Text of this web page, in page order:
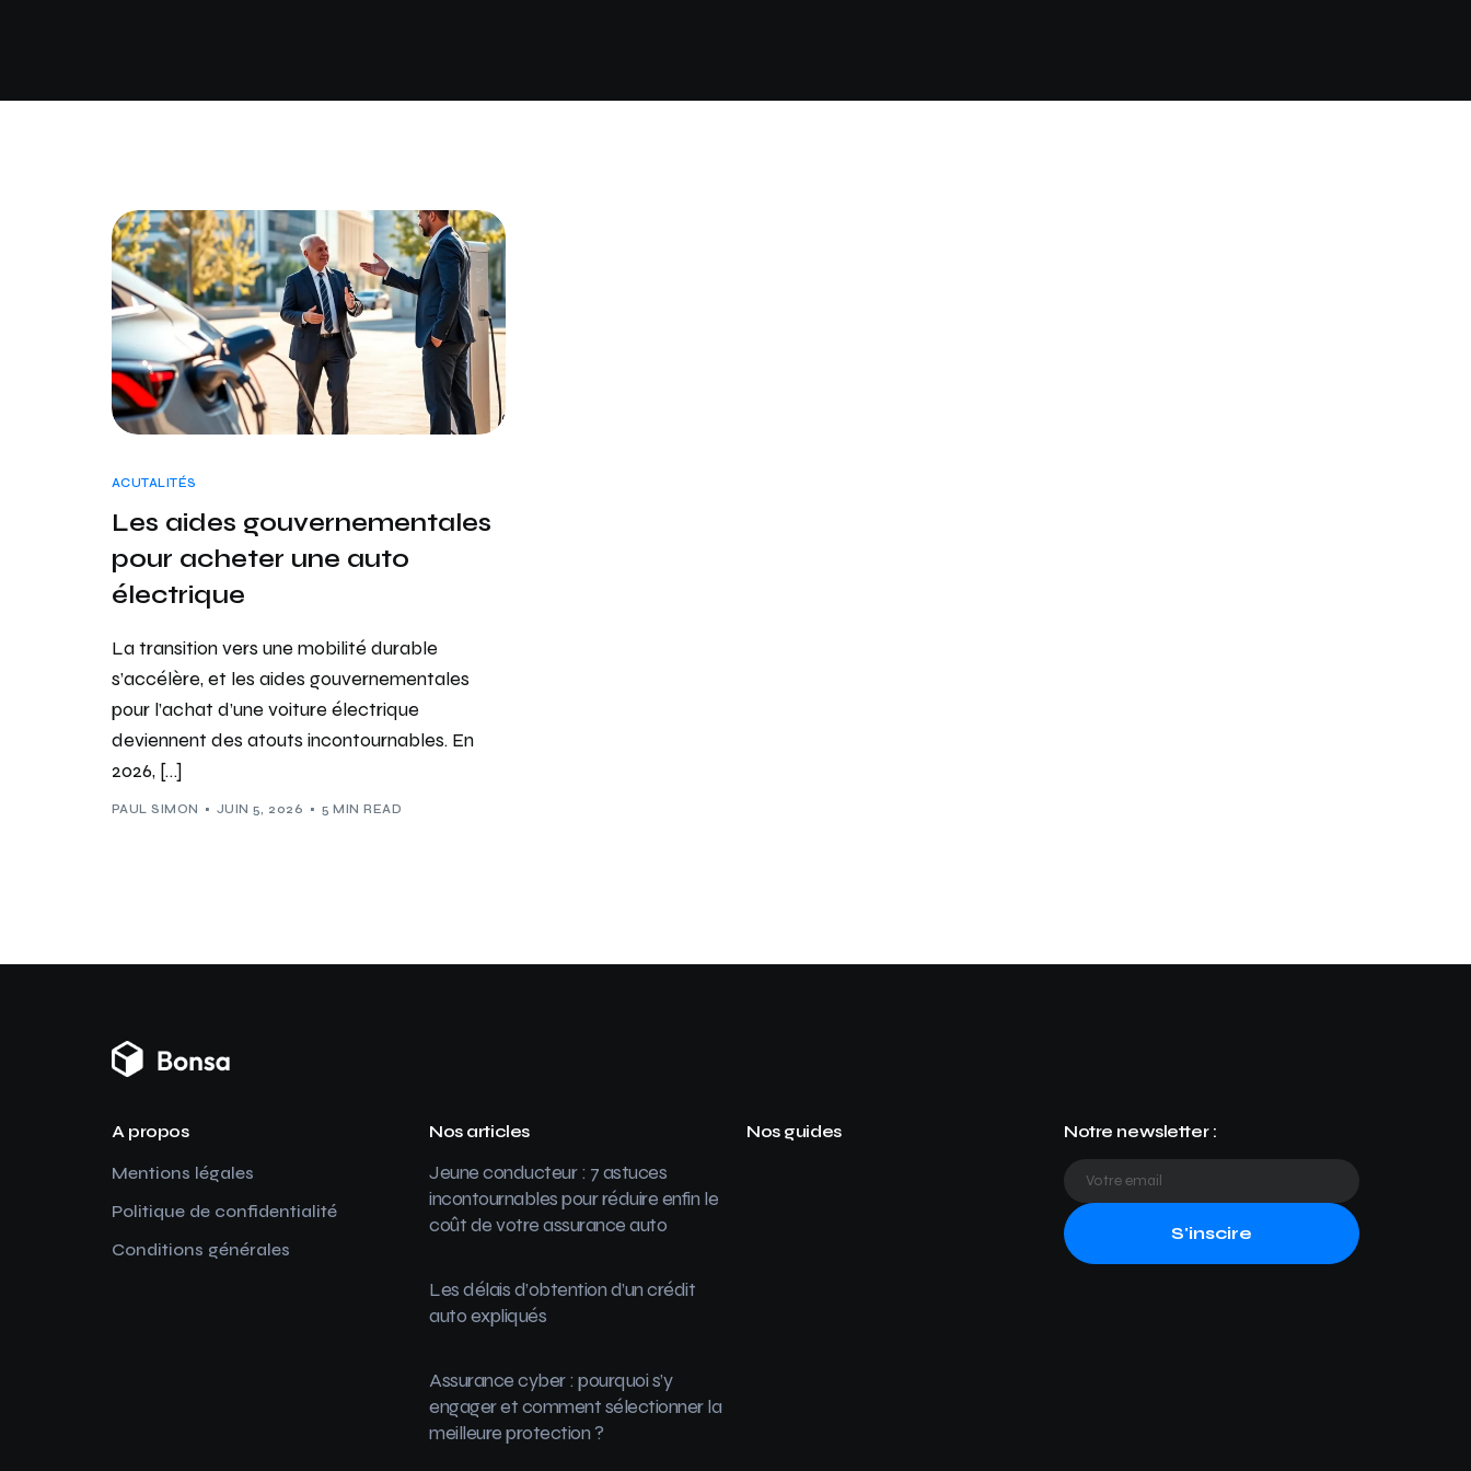
ACUTALITÉS
Les aides gouvernementales
pour acheter une auto
électrique
La transition vers une mobilité durable
s’accélère, et les aides gouvernementales
pour l’achat d’une voiture électrique
deviennent des atouts incontournables. En
2026, […]
PAUL SIMON JUIN 5, 2026 5 MIN READ
A propos
Mentions légales
Politique de confidentialité
Conditions générales
Nos articles
Jeune conducteur : 7 astuces
incontournables pour réduire enfin le
coût de votre assurance auto
Les délais d’obtention d’un crédit
auto expliqués
Assurance cyber : pourquoi s’y
engager et comment sélectionner la
meilleure protection ?
Nos guides Notre newsletter :
S'inscire